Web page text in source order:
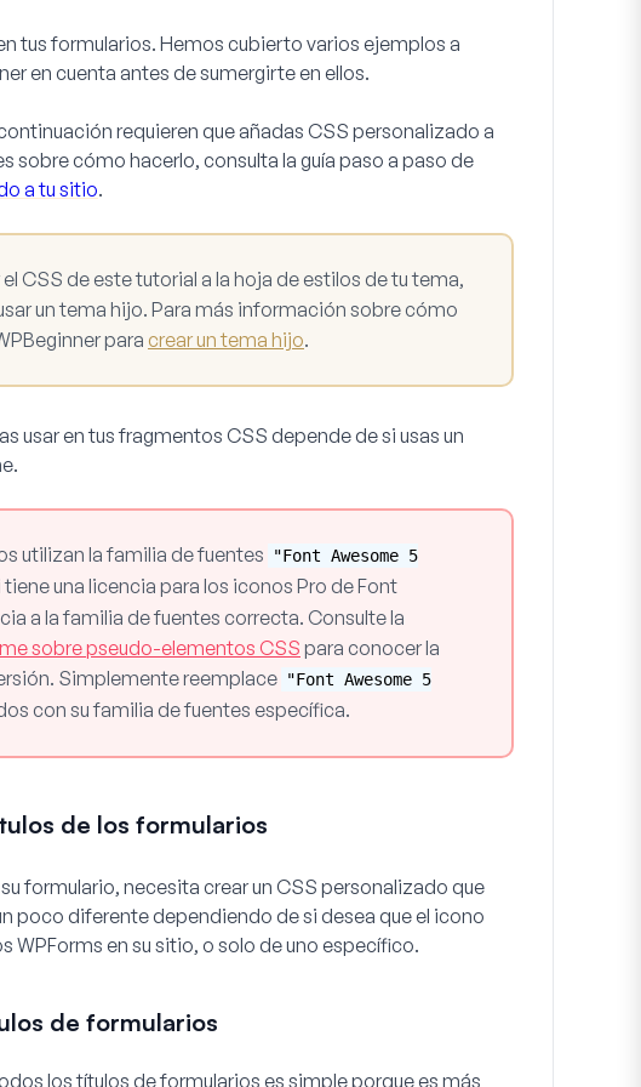
tus formularios. Hemos cubierto varios ejemplos a
en cuenta antes de sumergirte en ellos.
requieren que añadas CSS personalizado a
sobre cómo hacerlo, consulta la guía paso a paso de
a tu sitio.
CSS de este tutorial a la hoja de estilos de tu tema,
un tema hijo. Para más información sobre cómo
para crear un tema hijo.
usar en tus fragmentos CSS depende de si usas un
utilizan la familia de fuentes
"Font Awesome 5
una licencia para los iconos Pro de Font
a la familia de fuentes correcta. Consulte la
sobre pseudo-elementos CSS para conocer la
Simplemente reemplace "Font Awesome 5
con su familia de fuentes específica.
de los formularios
formulario, necesita crear un CSS personalizado que
poco diferente dependiendo de si desea que el icono
en su sitio, o solo de uno específico.
de formularios
los títulos de formularios es simple porque es más